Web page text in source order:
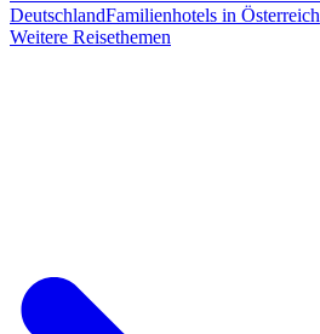
DeutschlandFamilienhotels in Österreich
Weitere Reisethemen